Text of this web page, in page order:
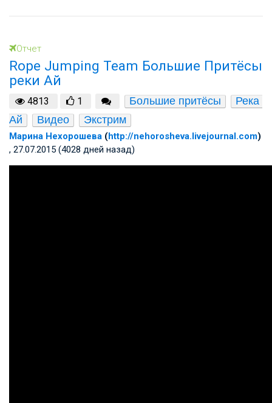
Отчет
Rope Jumping Team Большие Притёсы
реки Ай
4813 1 Большие притёсы
Река
Ай
Видео Экстрим
Марина Нехорошева (http://nehorosheva.livejournal.com)
, 27.07.2015 (4028 дней назад)